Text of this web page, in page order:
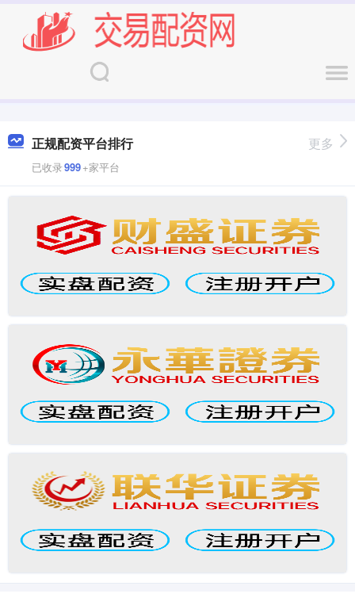
正规配资平台排行
已收录999+家平台
更多